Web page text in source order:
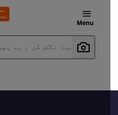
Menu
آپ کیا تلاش کر رہے ہیں؟